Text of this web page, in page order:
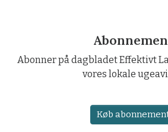
Abonner på dagbladet Effektivt
vores lokale
Køb